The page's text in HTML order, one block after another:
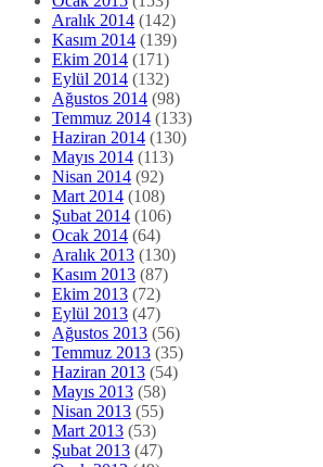
Aralık 2014 (142)
Kasım 2014 (139)
Ekim 2014 (171)
Eylül 2014 (132)
Ağustos 2014 (98)
Temmuz 2014 (133)
Haziran 2014 (130)
Mayıs 2014 (113)
Nisan 2014 (92)
Mart 2014 (108)
Şubat 2014 (106)
Ocak 2014 (64)
Aralık 2013 (130)
Kasım 2013 (87)
Ekim 2013 (72)
Eylül 2013 (47)
Ağustos 2013 (56)
Temmuz 2013 (35)
Haziran 2013 (54)
Mayıs 2013 (58)
Nisan 2013 (55)
Mart 2013 (53)
Şubat 2013 (47)